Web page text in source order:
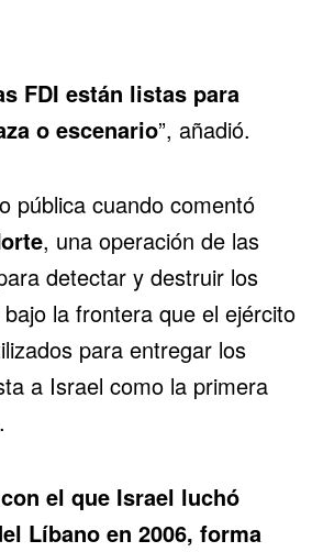
FDI están listas para
o escenario”, añadió.
pública cuando comentó
, una operación de las
detectar y destruir los
la frontera que el ejército
para entregar los
a Israel como la primera
el que Israel luchó
Líbano en 2006, forma